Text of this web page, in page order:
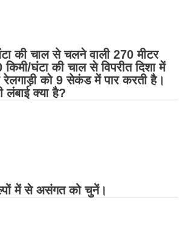
की चाल से चलने वाली 270 मीटर
किमी/घंटा की चाल से विपरीत दिशा में
रेलगाड़ी को 9 सेकंड में पार करती है।
लंबाई क्या है?
में से असंगत को चुनें।